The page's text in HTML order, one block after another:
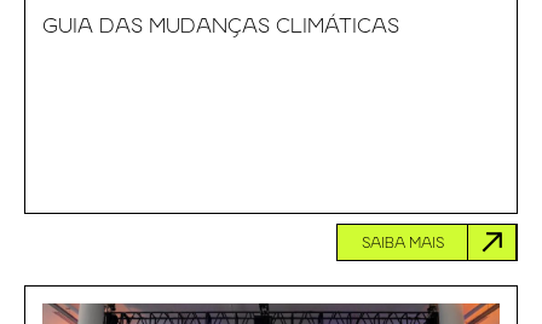
GUIA DAS MUDANÇAS CLIMÁTICAS
SAIBA MAIS